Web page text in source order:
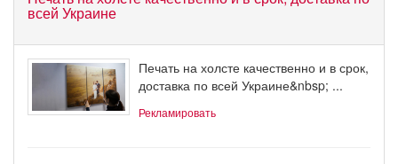
всей Украине
Печать на холсте качественно и в срок,
доставка по всей Украине&nbsp; ...
Рекламировать